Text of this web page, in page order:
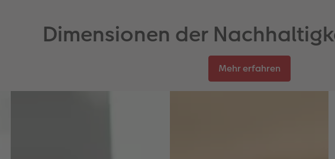
Dimensionen der
Mehr erfahren